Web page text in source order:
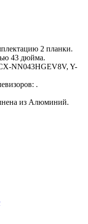
2 планки.
43 дюйма.
NN043HGEV8V, Y-
.
из Алюминий.